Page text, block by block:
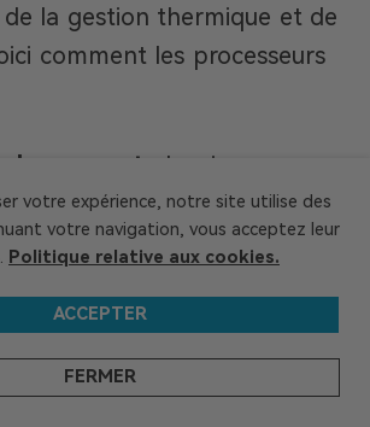
la gestion thermique et de
comment les processeurs
: Les jeux se
vite avec les processeurs
à leur cache plus grand et
de jeu !
thermique: Les Ultra 5
la chaleur grâce à leur
votre expérience, notre site utilise des
votre navigation, vous acceptez leur
Politique relative aux cookies.
ACCEPTER
FERMER